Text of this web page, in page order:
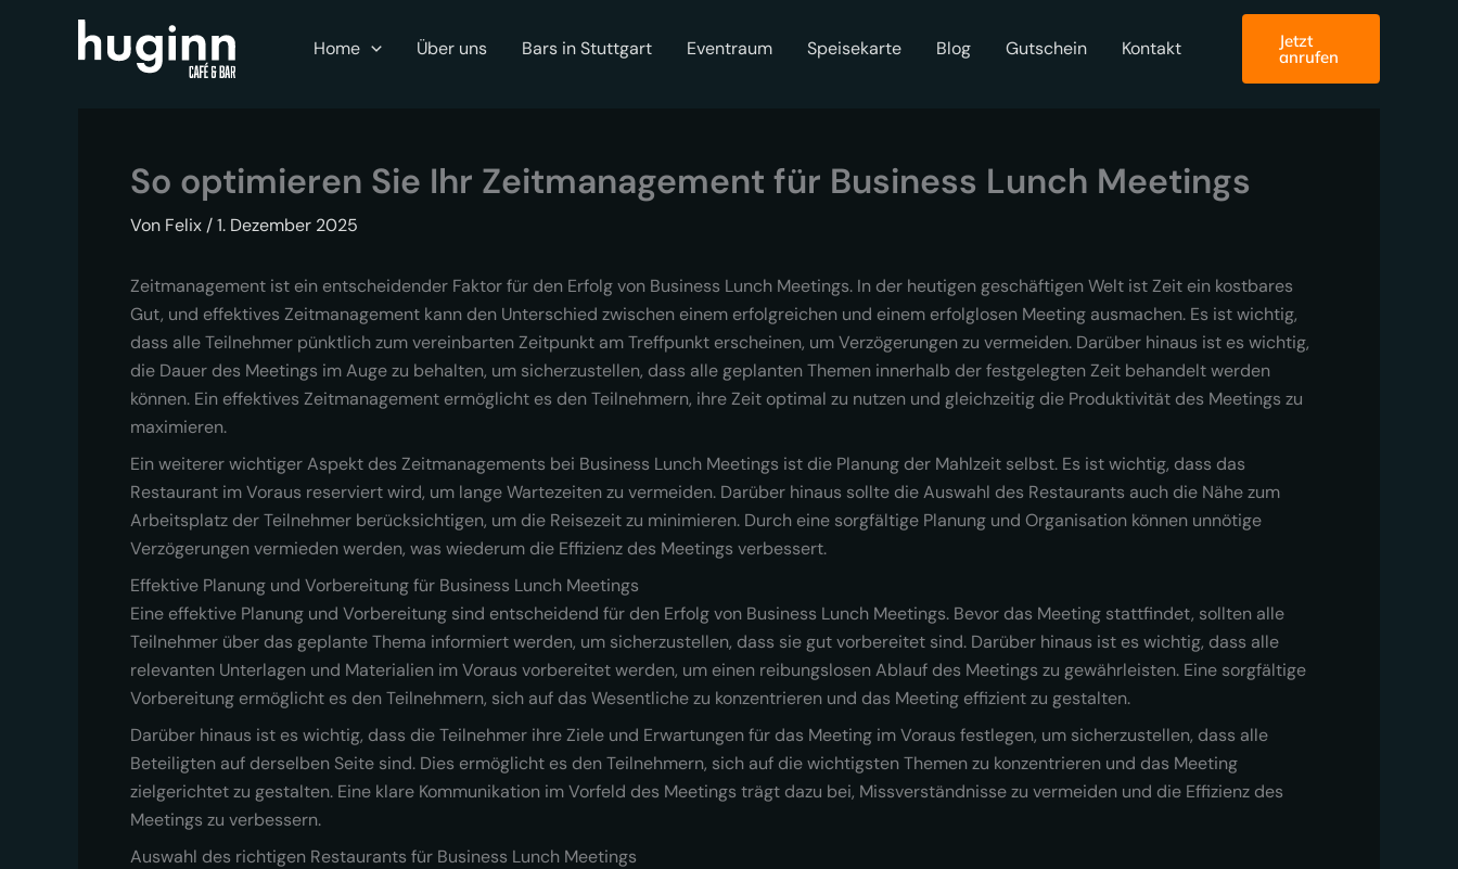
Home Über uns Bars in Stuttgart Eventraum Speisekarte Blog Gutschein Kontakt Jetzt
anrufen
So optimieren Sie Ihr Zeitmanagement für Business Lunch Meetings
Von Felix /1. Dezember 2025
Zeitmanagement ist ein entscheidender Faktor für den Erfolg von Business Lunch Meetings. In der heutigen geschäftigen Welt ist Zeit ein kostbares
Gut, und effektives Zeitmanagement kann den Unterschied zwischen einem erfolgreichen und einem erfolglosen Meeting ausmachen. Es ist wichtig,
dass alle Teilnehmer pünktlich zum vereinbarten Zeitpunkt am Treffpunkt erscheinen, um Verzögerungen zu vermeiden. Darüber hinaus ist es wichtig,
die Dauer des Meetings im Auge zu behalten, um sicherzustellen, dass alle geplanten Themen innerhalb der festgelegten Zeit behandelt werden
können. Ein effektives Zeitmanagement ermöglicht es den Teilnehmern, ihre Zeit optimal zu nutzen und gleichzeitig die Produktivität des Meetings zu
maximieren.
Ein weiterer wichtiger Aspekt des Zeitmanagements bei Business Lunch Meetings ist die Planung der Mahlzeit selbst. Es ist wichtig, dass das
Restaurant im Voraus reserviert wird, um lange Wartezeiten zu vermeiden. Darüber hinaus sollte die Auswahl des Restaurants auch die Nähe zum
Arbeitsplatz der Teilnehmer berücksichtigen, um die Reisezeit zu minimieren. Durch eine sorgfältige Planung und Organisation können unnötige
Verzögerungen vermieden werden, was wiederum die Effizienz des Meetings verbessert.
Effektive Planung und Vorbereitung für Business Lunch Meetings
Eine effektive Planung und Vorbereitung sind entscheidend für den Erfolg von Business Lunch Meetings. Bevor das Meeting stattfindet, sollten alle
Teilnehmer über das geplante Thema informiert werden, um sicherzustellen, dass sie gut vorbereitet sind. Darüber hinaus ist es wichtig, dass alle
relevanten Unterlagen und Materialien im Voraus vorbereitet werden, um einen reibungslosen Ablauf des Meetings zu gewährleisten. Eine sorgfältige
Vorbereitung ermöglicht es den Teilnehmern, sich auf das Wesentliche zu konzentrieren und das Meeting effizient zu gestalten.
Darüber hinaus ist es wichtig, dass die Teilnehmer ihre Ziele und Erwartungen für das Meeting im Voraus festlegen, um sicherzustellen, dass alle
Beteiligten auf derselben Seite sind. Dies ermöglicht es den Teilnehmern, sich auf die wichtigsten Themen zu konzentrieren und das Meeting
zielgerichtet zu gestalten. Eine klare Kommunikation im Vorfeld des Meetings trägt dazu bei, Missverständnisse zu vermeiden und die Effizienz des
Meetings zu verbessern.
Auswahl des richtigen Restaurants für Business Lunch Meetings